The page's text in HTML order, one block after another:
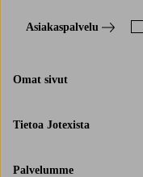
Asiakaspalvelu
Omat sivut
Tietoa Jotexista
Palvelumme